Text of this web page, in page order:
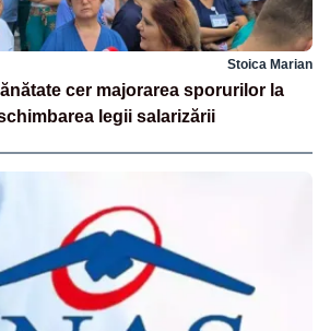
Stoica Marian
cer majorarea sporurilor la
legii salarizării